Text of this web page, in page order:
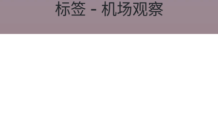
标签 - 机场观察